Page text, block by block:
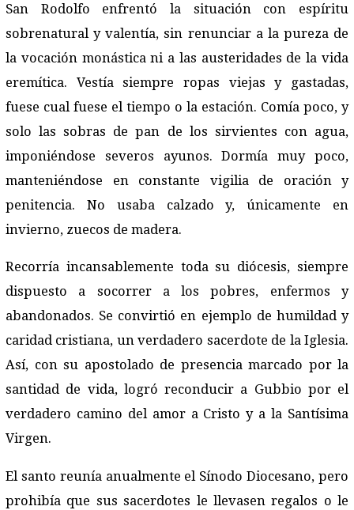
San Rodolfo enfrentó la situación con espíritu
sobrenatural y valentía, sin renunciar a la pureza de
la vocación monástica ni a las austeridades de la vida
eremítica. Vestía siempre ropas viejas y gastadas,
fuese cual fuese el tiempo o la estación. Comía poco, y
solo las sobras de pan de los sirvientes con agua,
imponiéndose severos ayunos. Dormía muy poco,
manteniéndose en constante vigilia de oración y
penitencia. No usaba calzado y, únicamente en
invierno, zuecos de madera.
Recorría incansablemente toda su diócesis, siempre
dispuesto a socorrer a los pobres, enfermos y
abandonados. Se convirtió en ejemplo de humildad y
caridad cristiana, un verdadero sacerdote de la Iglesia.
Así, con su apostolado de presencia marcado por la
santidad de vida, logró reconducir a Gubbio por el
verdadero camino del amor a Cristo y a la Santísima
Virgen.
El santo reunía anualmente el Sínodo Diocesano, pero
prohibía que sus sacerdotes le llevasen regalos o le